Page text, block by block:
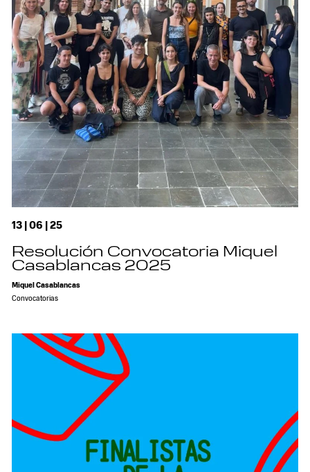
13 | 06 | 25
Resolución Convocatoria Miquel
Casablancas 2025
Miquel Casablancas
Convocatorias